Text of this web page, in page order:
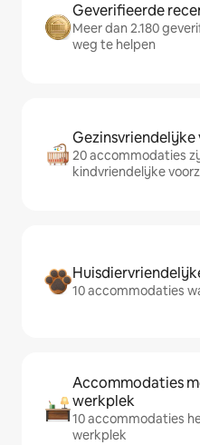
Geverifieerde
Meer dan 2.180
weg te helpen
20 accommodaties
kindvriendelijke
10 accommodaties
Accommodaties
werkplek
10 accommodaties
werkplek